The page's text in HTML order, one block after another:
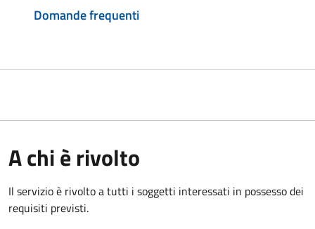
Domande frequenti
A chi è rivolto
Il servizio è rivolto a tutti i soggetti interessati in possesso dei
requisiti previsti.